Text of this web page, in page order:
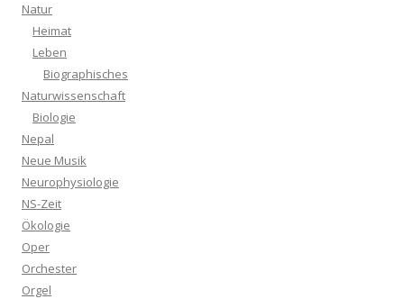
Natur
Heimat
Leben
Biographisches
Naturwissenschaft
Biologie
Nepal
Neue Musik
Neurophysiologie
NS-Zeit
Ökologie
Oper
Orchester
Orgel